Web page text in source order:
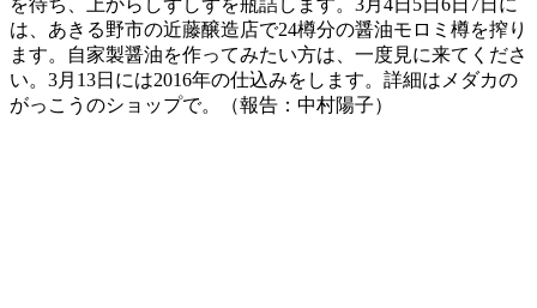
を待ち、上からしずしずを瓶詰します。3月4日5日6日7日に
は、あきる野市の近藤醸造店で24樽分の醤油モロミ樽を搾り
ます。自家製醤油を作ってみたい方は、一度見に来てくださ
い。3月13日には2016年の仕込みをします。詳細はメダカの
がっこうのショップで。（報告：中村陽子）